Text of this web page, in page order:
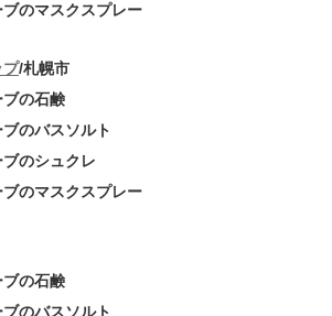
ブのマスクスプレー
プ/札幌市
ブの石鹸
のバスソルト
ブのシュクレ
ブのマスクスプレー
ブの石鹸
のバスソルト